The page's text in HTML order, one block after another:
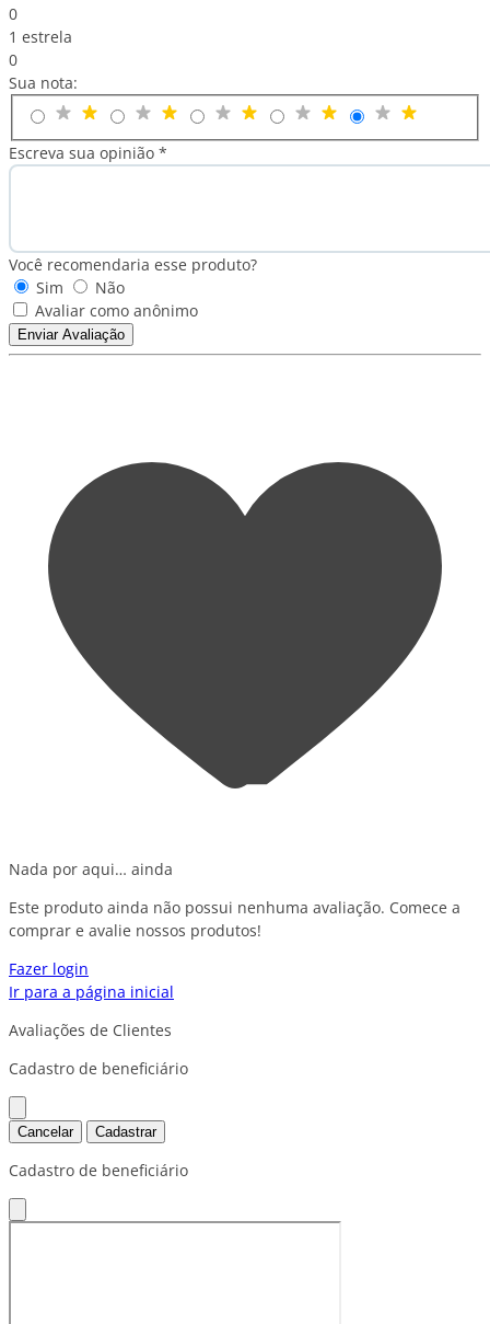
0
1 estrela
0
Sua nota:
Escreva sua opinião *
Você recomendaria esse produto?
Sim
Não
Avaliar como anônimo
Enviar Avaliação
Nada por aqui… ainda
Este produto ainda não possui nenhuma avaliação. Comece a
comprar e avalie nossos produtos!
Fazer login
Ir para a página inicial
Avaliações de Clientes
Cadastro de beneficiário
Cancelar Cadastrar
Cadastro de beneficiário